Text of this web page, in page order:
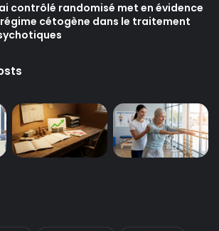
contrôlé randomisé met en évidence
cétogène dans le traitement